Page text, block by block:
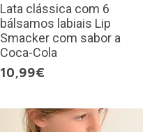
Lata clássica com 6
bálsamos labiais Lip
Smacker com sabor a
Coca-Cola
10,99€